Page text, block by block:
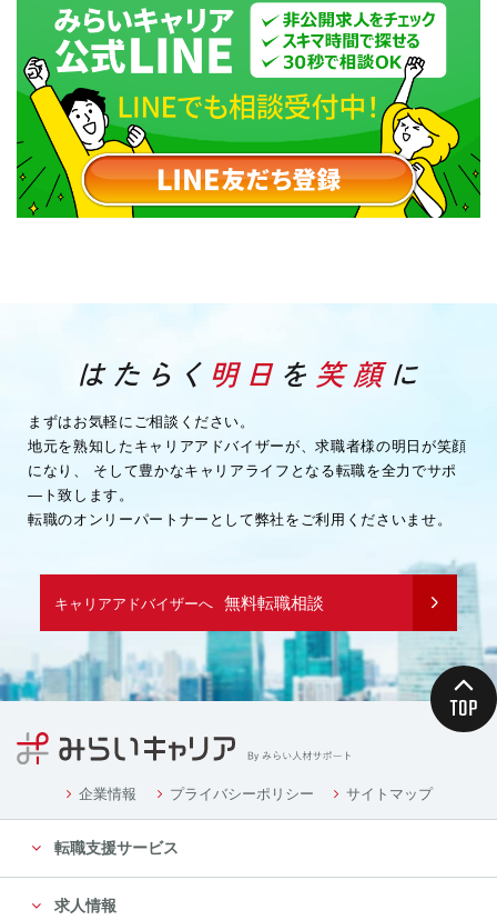
まずはお気軽にご相談ください。
地元を熟知したキャリアアドバイザーが、求職者様の明日が笑顔
になり、
そして豊かなキャリアライフとなる転職を全力でサポ
―ト致します。
転職のオンリーパートナーとして弊社をご利用くださいませ。
キャリアアドバイザーへ 無料転職相談
企業情報 プライバシーポリシー サイトマップ
転職支援サービス
求人情報